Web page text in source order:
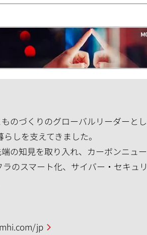
のづくりのグローバルリーダーと
しを支えてきました。
の知見を取り入れ、カーボンニュ
のスマート化、サイバー・セキュ
jp